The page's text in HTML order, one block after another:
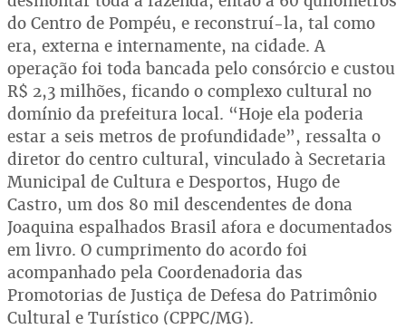
do Centro de Pompéu, e reconstruí-la, tal como
era, externa e internamente, na cidade. A
operação foi toda bancada pelo consórcio e custou
R$ 2,3 milhões, ficando o complexo cultural no
domínio da prefeitura local. “Hoje ela poderia
estar a seis metros de profundidade”, ressalta o
diretor do centro cultural, vinculado à Secretaria
Municipal de Cultura e Desportos, Hugo de
Castro, um dos 80 mil descendentes de dona
Joaquina espalhados Brasil afora e documentados
em livro. O cumprimento do acordo foi
acompanhado pela Coordenadoria das
Promotorias de Justiça de Defesa do Patrimônio
Cultural e Turístico (CPPC/MG).